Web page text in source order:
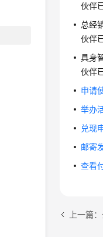
伙伴
总经
伙伴
具身
伙伴
申请
举办
兑现
邮寄
查看
上一篇